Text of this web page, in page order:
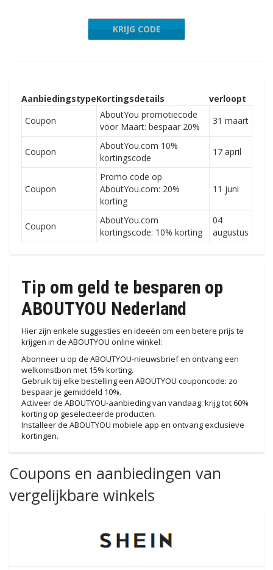
-CCNXDZ
KRIJG CODE
AanbiedingstypeKortingsdetails
verloopt
Coupon
AboutYou promotiecode
voor Maart: bespaar 20%
31 maart
Coupon
AboutYou.com 10%
kortingscode
17 april
Coupon
Promo code op
AboutYou.com: 20%
korting
11 juni
Coupon
AboutYou.com
kortingscode: 10% korting
04
augustus
Tip om geld te besparen op
ABOUTYOU Nederland
Hier zijn enkele suggesties en ideeën om een ​​betere prijs te
krijgen in de ABOUTYOU online winkel:
Abonneer u op de ABOUTYOU-nieuwsbrief en ontvang een
welkomstbon met 15% korting.
Gebruik bij elke bestelling een ABOUTYOU couponcode: zo
bespaar je gemiddeld 10%.
Activeer de ABOUTYOU-aanbieding van vandaag: krijg tot 60%
korting op geselecteerde producten.
Installeer de ABOUTYOU mobiele app en ontvang exclusieve
kortingen.
Coupons en aanbiedingen van
vergelijkbare winkels